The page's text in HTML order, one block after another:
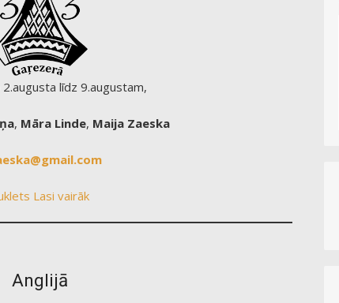
līdz 9.augustam,
, Māra Linde, Maija Zaeska
Lasi vairāk
Anglijā